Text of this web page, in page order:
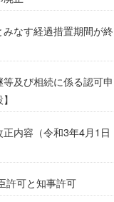
なす経過措置期間が終
及び相続に係る認可申
内容（令和3年4月1日
許可と知事許可